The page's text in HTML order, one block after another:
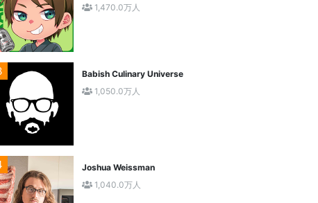
1,470.0万人
Babish Culinary Universe
1,050.0万人
Joshua Weissman
1,040.0万人